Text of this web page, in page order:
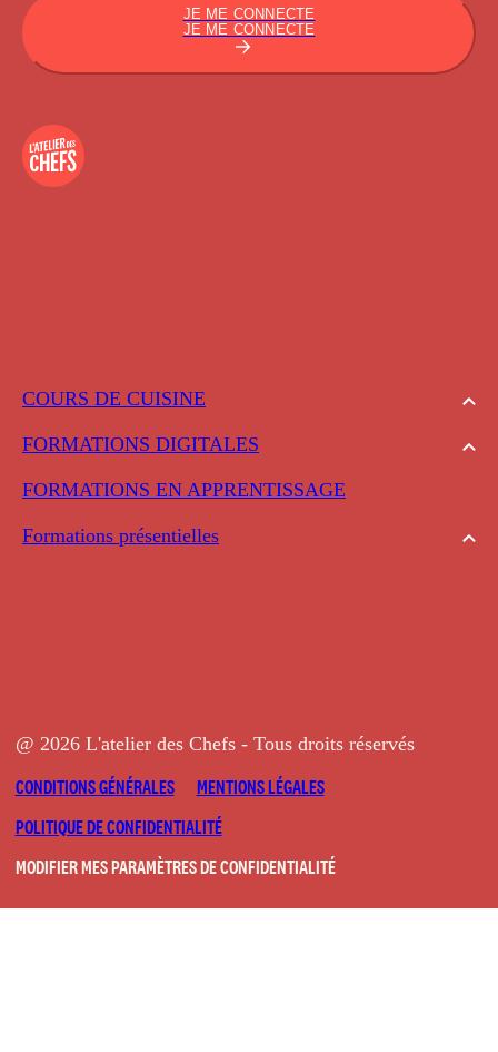
COURS DE CUISINE
FORMATIONS DIGITALES
FORMATIONS EN APPRENTISSAGE
Formations présentielles
JE ME CONNECTE
JE ME CONNECTE
@ 2026 L'atelier des Chefs - Tous droits réservés
CONDITIONS GÉNÉRALES
MENTIONS LÉGALES
POLITIQUE DE CONFIDENTIALITÉ
MODIFIER MES PARAMÈTRES DE CONFIDENTIALITÉ